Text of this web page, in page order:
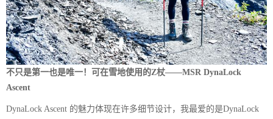
不只是第一也是唯一！可在雪地使用的Z杖——MSR DynaLock
Ascent
DynaLock Ascent 的魅力体现在许多细节设计，我最爱的是DynaLock